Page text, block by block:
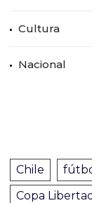
Cultura
Nacional
Chile
Copa